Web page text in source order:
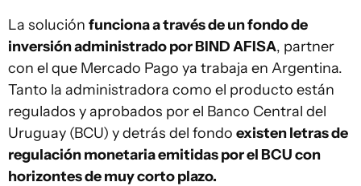
La solución funciona a través de un fondo de
inversión administrado por BIND AFISA, partner
con el que Mercado Pago ya trabaja en Argentina.
Tanto la administradora como el producto están
regulados y aprobados por el Banco Central del
Uruguay (BCU) y detrás del fondo existen letras de
regulación monetaria emitidas por el BCU con
horizontes de muy corto plazo.